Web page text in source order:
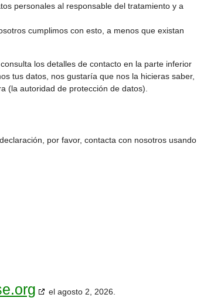
personales al responsable del tratamiento y a
cumplimos con esto, a menos que existan
los detalles de contacto en la parte inferior
tus datos, nos gustaría que nos la hicieras saber,
(la autoridad de protección de datos).
por favor, contacta con nosotros usando
el agosto 2, 2026.